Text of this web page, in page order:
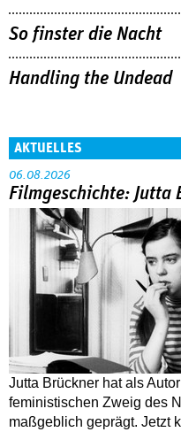
So finster die Nacht
Handling the Undead
AKTUELLES
06.08.2026
Filmgeschichte: Jutta
Jutta Brückner hat als
feministischen Zweig des
maßgeblich geprägt. Jetzt